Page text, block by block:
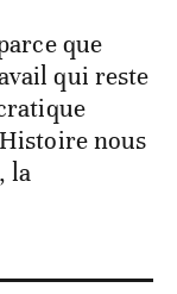
que
qui reste
nous
la